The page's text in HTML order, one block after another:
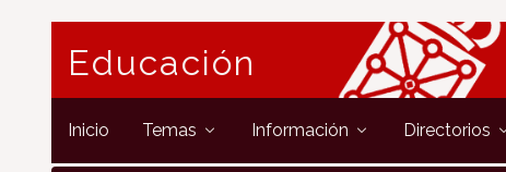
Educación
Inicio Temas Información Directorios